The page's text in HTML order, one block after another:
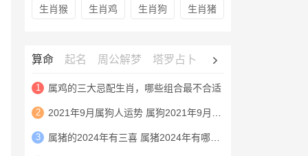
生肖猴 生肖鸡 生肖狗 生肖猪
算命 起名 周公解梦 塔罗占卜 心理测试
1 属鸡的三大忌配生肖，哪些组合最不合适
2 2021年9月属狗人运势 属狗2021年9月运程
3 属猪的2024年有三喜 属猪2024年有哪三喜